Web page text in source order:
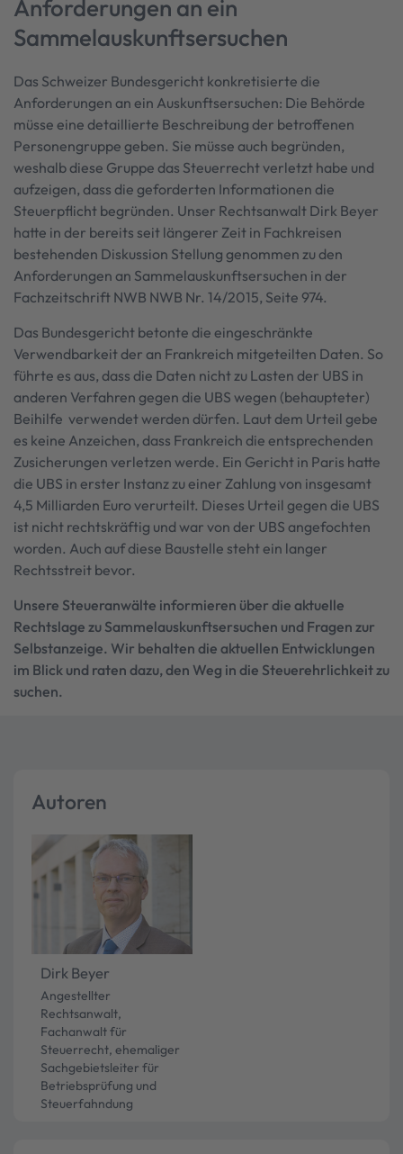
Anforderungen an ein
Sammelauskunftsersuchen
Das Schweizer Bundesgericht konkretisierte die
Anforderungen an ein Auskunftsersuchen: Die Behörde
müsse eine detaillierte Beschreibung der betroffenen
Personengruppe geben. Sie müsse auch begründen,
weshalb diese Gruppe das Steuerrecht verletzt habe und
aufzeigen, dass die geforderten Informationen die
Steuerpflicht begründen. Unser Rechtsanwalt Dirk Beyer
hatte in der bereits seit längerer Zeit in Fachkreisen
bestehenden Diskussion Stellung genommen zu den
Anforderungen an Sammelauskunftsersuchen in der
Fachzeitschrift NWB NWB Nr. 14/2015, Seite 974.
Das Bundesgericht betonte die eingeschränkte
Verwendbarkeit der an Frankreich mitgeteilten Daten. So
führte es aus, dass die Daten nicht zu Lasten der UBS in
anderen Verfahren gegen die UBS wegen (behaupteter)
Beihilfe verwendet werden dürfen. Laut dem Urteil gebe
es keine Anzeichen, dass Frankreich die entsprechenden
Zusicherungen verletzen werde. Ein Gericht in Paris hatte
die UBS in erster Instanz zu einer Zahlung von insgesamt
4,5 Milliarden Euro verurteilt. Dieses Urteil gegen die UBS
ist nicht rechtskräftig und war von der UBS angefochten
worden. Auch auf diese Baustelle steht ein langer
Rechtsstreit bevor.
Unsere Steueranwälte informieren über die aktuelle
Rechtslage zu Sammelauskunftsersuchen und Fragen zur
Selbstanzeige. Wir behalten die aktuellen Entwicklungen
im Blick und raten dazu, den Weg in die Steuerehrlichkeit zu
suchen.
Autoren
Dirk Beyer
Angestellter
Rechtsanwalt,
Fachanwalt für
Steuerrecht, ehemaliger
Sachgebietsleiter für
Betriebsprüfung und
Steuerfahndung